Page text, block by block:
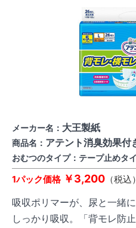
メーカー名： 大王製紙
商品名： アテント消臭効果付
おむつのタイプ：テープ止めタ
1パック価格￥3,200 （税込）
吸収ポリマーが、尿と一緒
しっかり吸収。「背モレ防